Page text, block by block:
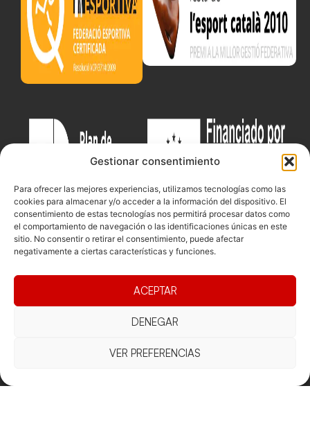
Gestionar consentimiento
Para ofrecer las mejores experiencias, utilizamos tecnologías como las
cookies para almacenar y/o acceder a la información del dispositivo. El
consentimiento de estas tecnologías nos permitirá procesar datos como
el comportamiento de navegación o las identificaciones únicas en este
sitio. No consentir o retirar el consentimiento, puede afectar
negativamente a ciertas características y funciones.
ACEPTAR
DENEGAR
VER PREFERENCIAS
Competicions
Competiciones
Pista
Playa
Documentacio
Funcionament
Transparència
Contacte
Jonqueres,